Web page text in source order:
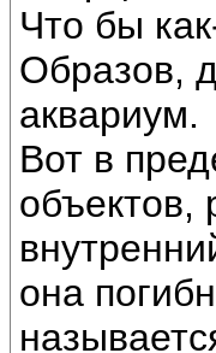
Что бы
Образов,
аквариум.
Вот в
объектов,
она